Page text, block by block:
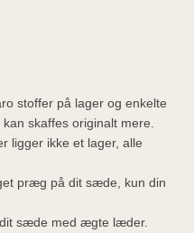
stoffer på lager og enkelte
skaffes originalt mere.
ligger ikke et lager, alle
præg på dit sæde, kun din
sæde med ægte læder.